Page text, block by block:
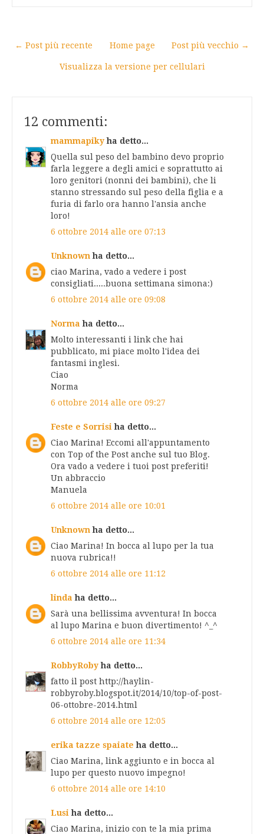
← Post più recente Post più vecchio →
Home page
Visualizza la versione per cellulari
12 commenti:
mammapikyha detto...
Quella sul peso del bambino devo proprio
farla leggere a degli amici e soprattutto ai
loro genitori (nonni dei bambini), che li
stanno stressando sul peso della figlia e a
furia di farlo ora hanno l'ansia anche
loro!
6 ottobre 2014 alle ore 07:13
Unknown ha detto...
ciao Marina, vado a vedere i post
consigliati.....buona settimana simona:)
6 ottobre 2014 alle ore 09:08
Norma ha detto...
Molto interessanti i link che hai
pubblicato, mi piace molto l'idea dei
fantasmi inglesi.
Ciao
Norma
6 ottobre 2014 alle ore 09:27
Feste e Sorrisi ha detto...
Ciao Marina! Eccomi all'appuntamento
con Top of the Post anche sul tuo Blog.
Ora vado a vedere i tuoi post preferiti!
Un abbraccio
Manuela
6 ottobre 2014 alle ore 10:01
Unknown ha detto...
Ciao Marina! In bocca al lupo per la tua
nuova rubrica!!
6 ottobre 2014 alle ore 11:12
linda ha detto...
Sarà una bellissima avventura! In bocca
al lupo Marina e buon divertimento! ^_^
6 ottobre 2014 alle ore 11:34
RobbyRobyha detto...
fatto il post http://haylin-
robbyroby.blogspot.it/2014/10/top-of-post-
06-ottobre-2014.html
6 ottobre 2014 alle ore 12:05
erika tazze spaiate ha detto...
Ciao Marina, link aggiunto e in bocca al
lupo per questo nuovo impegno!
6 ottobre 2014 alle ore 14:10
Lusi ha detto...
Ciao Marina, inizio con te la mia prima